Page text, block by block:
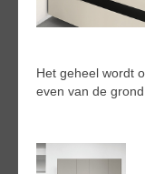
Het geheel wordt
even van de